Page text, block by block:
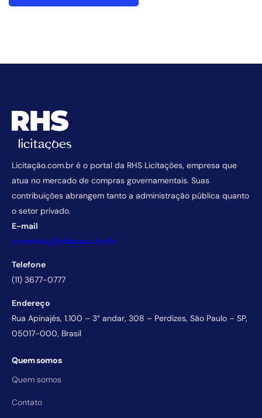
Licitação.com.br é o portal da RHS Licitações, empresa que
atua no mercado de compras governamentais. Suas
contribuições abrangem tanto a administração pública quanto
o setor privado.
E-mail
comercial@licitacao.com.br
Telefone
(11) 3677-0777
Endereço
Rua Apinajés, 1.100 – 3° andar, 308 – Perdizes, São Paulo – SP,
05017-000, Brasil
Quem somos
Quem somos
Contato